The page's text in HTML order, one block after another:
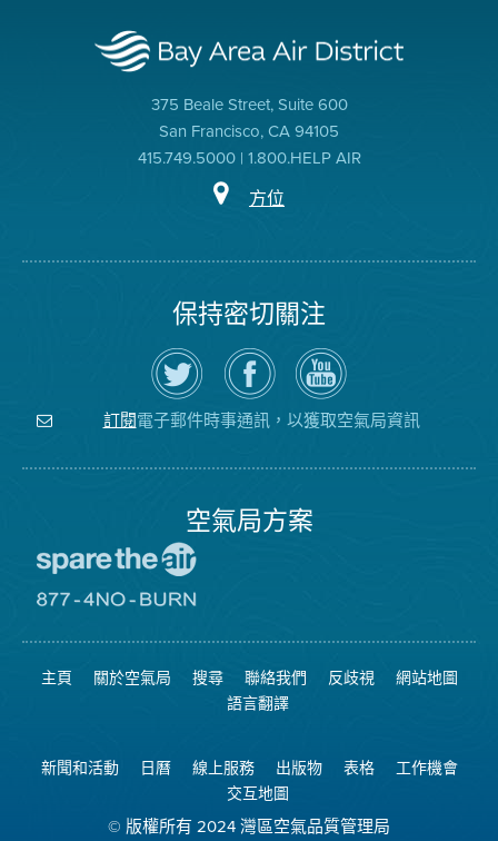
375 Beale Street, Suite 600
San Francisco, CA 94105
415.749.5000 | 1.800.HELP AIR
方位
保持密切關注
在
Twitter
上
關
注
空
瀏
覽
氣
局
的
空
氣
局
YouTube
頻
道
訂閱電子郵件時事通訊，以獲取空氣局資訊
空氣局方案
空
日
網
站
8774
可
燃
燒
主頁 關於空氣局 搜尋 聯絡我們 反歧視
網站地圖
語言翻譯
新聞和活動 日曆 線上服務 出版物 表格
工作機會
交互地圖
© 版權所有 2024 灣區空氣品質管理局